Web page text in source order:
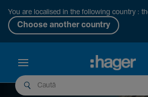
You are localised in the following country :
Choose another country